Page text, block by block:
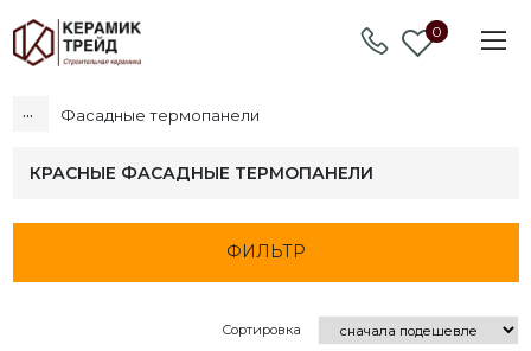
0
... Фасадные термопанели
КРАСНЫЕ ФАСАДНЫЕ ТЕРМОПАНЕЛИ
ФИЛЬТР
Сортировка